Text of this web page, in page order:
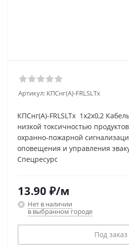
Артикул: КПСнг(А)-FRLSLTx
КПСнг(А)-FRLSLTx 1x2x0,2
низкой токсичностью
охранно-пожарной
оповещения и управления
Спецресурс
13.90 ₽/м
Нет в наличии
в выбранном городе
Под заказ